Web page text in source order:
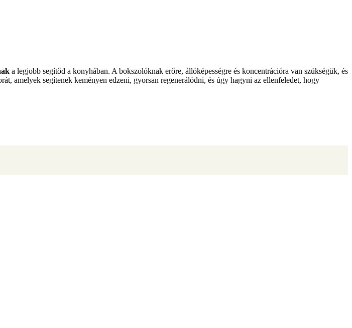
a legjobb segítőd a konyhában. A bokszolóknak erőre, állóképességre és koncentrációra van szükségük, és
amelyek segítenek keményen edzeni, gyorsan regenerálódni, és úgy hagyni az ellenfeledet, hogy